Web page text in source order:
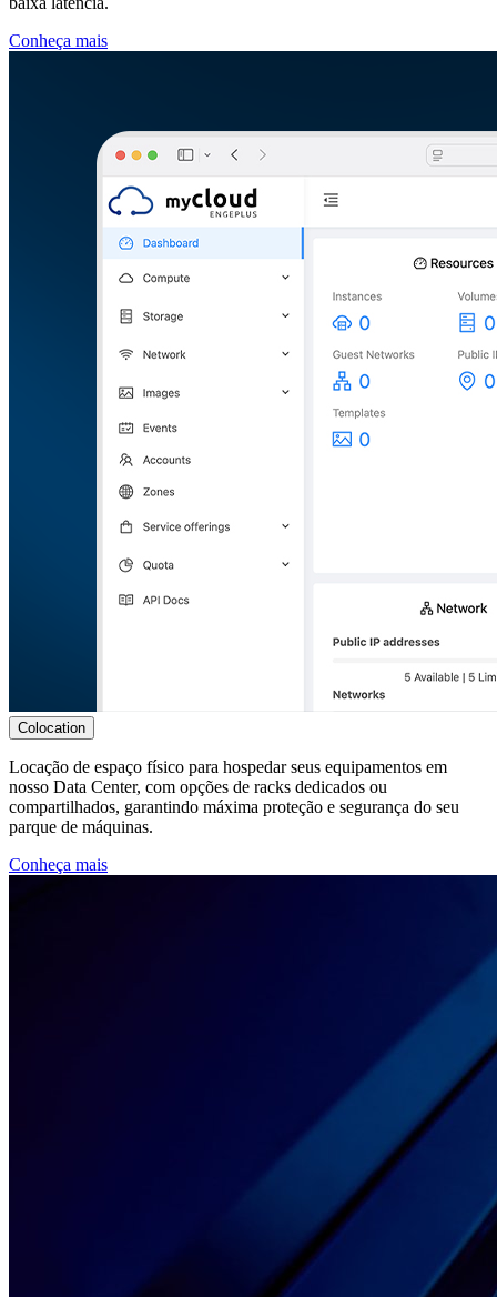
Conheça mais
Colocation
Locação de espaço físico para hospedar seus equipamentos em
nosso Data Center, com opções de racks dedicados ou
compartilhados, garantindo máxima proteção e segurança do seu
parque de máquinas.
Conheça mais